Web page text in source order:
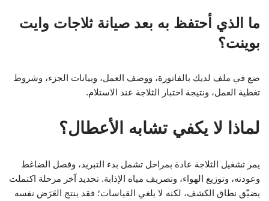
ما الذي أحتفظ به بعد صيانة ثلاجات وايت
بوينت؟
ضع في ملف لديك بالفاتورة، ووصف العمل، وبيانات الجزء، وشروط
تغطية العمل، ونتيجة اختبار الثلاجة عند الاستلام.
لماذا لا يكفي تشابه الأعطال؟
يمر تشغيل الثلاجة عادة بمراحل تشمل بدء التبريد، وفصل الضاغط
وعودته، وتوزيع الهواء، وتصريف مياه الإذابة. تحديد آخر مرحلة اكتملت
يضيّق نطاق الكشف، لكنه لا يلغي القياسات؛ فقد ينتج العَرَض نفسه